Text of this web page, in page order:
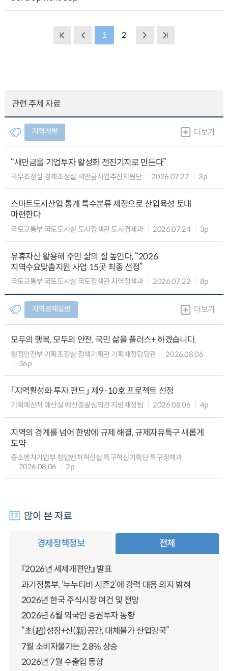
1 2
관련 주제 자료
지역개발 더보기
“새만금을 기업투자 활성화 전진기지로 만든다”
국무조정실 경제조정실 새만금사업추진지원단 2026.07.27 3p
스마트도시산업 통계 특수분류 제정으로 산업육성 토대
마련한다
국토교통부 국토도시실 도시정책관 도시경제과 2026.07.24 3p
유휴자산 활용해 주민 삶의 질 높인다, “2026
지역수요맞춤지원 사업 15곳 최종 선정”
국토교통부 국토도시실 국토정책관 지역정책과 2026.07.22 8p
지역경제일반 더보기
모두의 행복, 모두의 안전, 국민 삶을 플러스+ 하겠습니다.
행정안전부 기획조정실 정책기획관 기획재정담당관
2026.08.06
36p
「지역활성화 투자 펀드」 제9·10호 프로젝트 선정
기획예산처 예산실 예산총괄심의관 지방재정팀 2026.08.06 4p
지역의 경계를 넘어 한방에 규제 해결, 규제자유특구 새롭게
도약
중소벤처기업부 창업벤처혁신실 특구혁신기획단 특구정책과
2026.08.06
2p
많이 본 자료
경제정책정보 전체
『2026년 세제개편안』 발표
과기정통부, ‘누누티비 시즌2’에 강력 대응 의지 밝혀
2026년 한국 주식시장 여건 및 전망
2026년 6월 외국인 증권투자 동향
“초(超)성장+신(新)공간, 대체불가 산업강국”
7월 소비자물가는 2.8% 상승
2026년 7월 수출입 동향